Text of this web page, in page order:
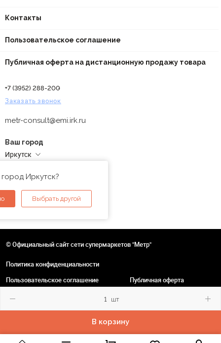
шт
В корзину
Контакты
Пользовательское соглашение
Публичная оферта на дистанционную продажу товара
+7 (3952) 288-200
Заказать звонок
metr-consult@emi.irk.ru
Ваш город
Иркутск
Иркутск?
Выбрать другой
© Официальный сайт сети супермаркетов "Метр"
Политика конфиденциальности
Пользовательское соглашение
Публичная оферта